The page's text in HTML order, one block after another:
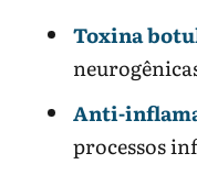
Toxina
Anti-
processos